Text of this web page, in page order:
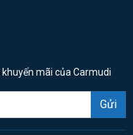
mãi của Carmudi
Gửi